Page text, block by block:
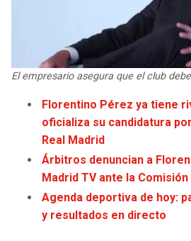
TITANS
COWBOYS
GIANTS
EAGLES
COMMANDERS
WARRIORS
CLIPPERS
LAKERS
SUNS
KINGS
El empresario asegura que el club
Florentino Pérez ya tiene
oficializa su candidatura
Real Madrid
Árbitros denuncian a
Madrid TV ante la
Agenda deportiva de hoy:
y resultados en directo